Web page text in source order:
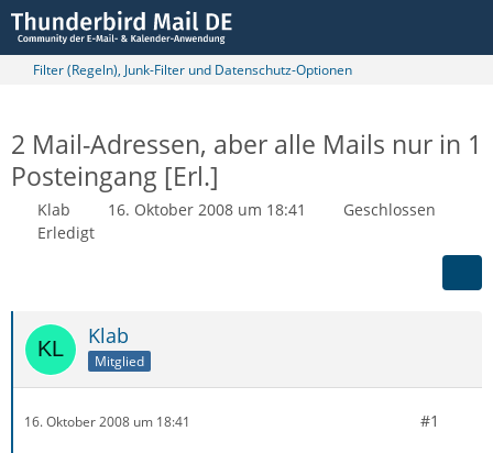
Filter (Regeln), Junk-Filter und Datenschutz-Optionen
2 Mail-Adressen, aber alle Mails nur in 1
Posteingang [Erl.]
Klab 16. Oktober 2008 um 18:41
Geschlossen
Erledigt
Klab
Mitglied
16. Oktober 2008 um 18:41 #1